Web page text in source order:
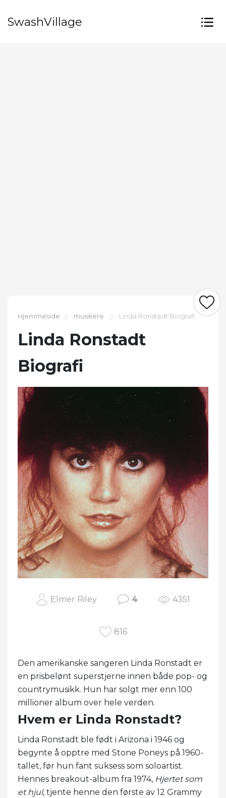
SwashVillage
Hjemmeside musikere Linda Ronstadt Biografi
Linda Ronstadt
Biografi
Elmer Riley 4 4351
816
Den amerikanske sangeren Linda Ronstadt er
en prisbelønt superstjerne innen både pop- og
countrymusikk. Hun har solgt mer enn 100
millioner album over hele verden.
Hvem er Linda Ronstadt?
Linda Ronstadt ble født i Arizona i 1946 og
begynte å opptre med Stone Poneys på 1960-
tallet, før hun fant suksess som soloartist.
Hennes breakout-album fra 1974, Hjertet som
et hjul, tjente henne den første av 12 Grammy